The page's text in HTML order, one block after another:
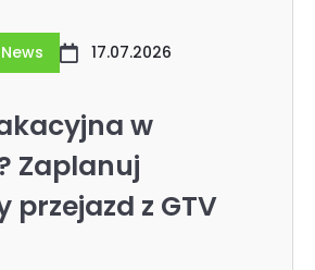
News 17.07.2026
w
Zaplanuj
przejazd z GTV